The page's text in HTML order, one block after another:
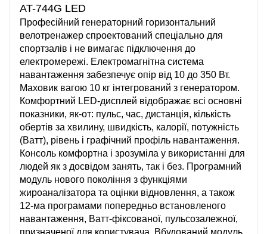
AT-744G LED
Професійний генераторний горизонтальний
велотренажер спроектований спеціально для
спортзалів і не вимагає підключення до
електромережі. Електромагнітна система
навантаження забезпечує опір від 10 до 350 Вт.
Маховик вагою 10 кг інтегрований з генератором.
Комфортний LED-дисплей відображає всі основні
показники, як-от: пульс, час, дистанція, кількість
обертів за хвилину, швидкість, калорії, потужність
(Ватт), рівень і графічний профіль навантаження.
Консоль комфортна і зрозуміла у використанні для
людей як з досвідом занять, так і без. Програмний
модуль нового покоління з функціями
жироаналізатора та оцінки відновлення, а також
12-ма програмами попередньо встановленого
навантаження, Ватт-фіксованої, пульсозалежної,
призначеної для користувача. Вбудований модуль